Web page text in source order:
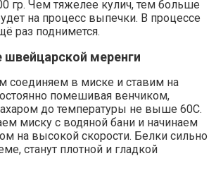
гр. Чем тяжелее кулич, тем больше
на процесс выпечки. В процессе
раз поднимется.
швейцарской меренги
соединяем в миске и ставим на
помешивая венчиком,
до температуры не выше 60С.
миску с водяной бани и начинаем
на высокой скорости. Белки сильно
станут плотной и гладкой